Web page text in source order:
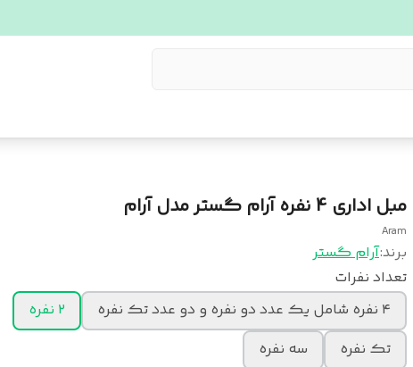
مبل اداری 4 نفره آرام گستر مدل آرام
Aram
برند:آرام گستر
تعداد نفرات
۴ نفره شامل یک عدد دو نفره و دو عدد تک نفره
۲ نفره
تک نفره
سه نفره